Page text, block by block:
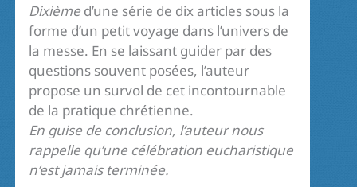
Dixième d’une série de dix articles sous la
forme d’un petit voyage dans l’univers de
la messe. En se laissant guider par des
questions souvent posées, l’auteur
propose un survol de cet incontournable
de la pratique chrétienne.
En guise de conclusion, l’auteur nous
rappelle qu’une célébration eucharistique
n’est jamais terminée.